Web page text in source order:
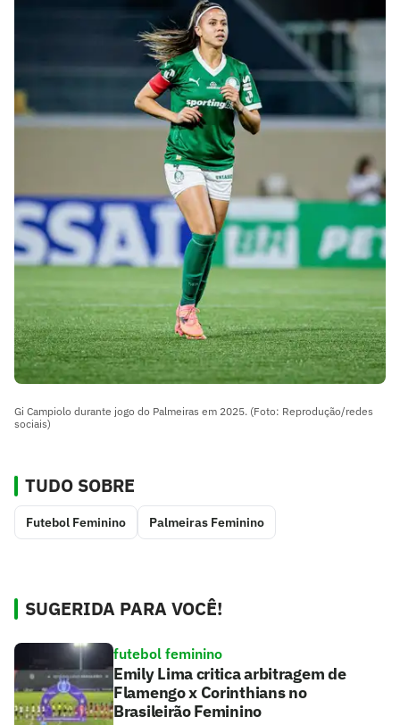
Gi Campiolo durante jogo do Palmeiras em 2025. (Foto: Reprodução/redes
sociais)
TUDO SOBRE
Futebol Feminino Palmeiras Feminino
SUGERIDA PARA VOCÊ!
futebol feminino
Emily Lima critica arbitragem de
Flamengo x Corinthians no
Brasileirão Feminino